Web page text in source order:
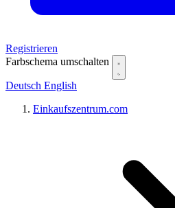
Registrieren
Farbschema umschalten
Deutsch English
Einkaufszentrum.com